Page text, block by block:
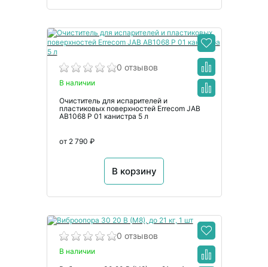
0 отзывов
В наличии
Очиститель для испарителей и
пластиковых поверхностей Errecom JAB
AB1068 P 01 канистра 5 л
от 2 790 ₽
В корзину
0 отзывов
В наличии